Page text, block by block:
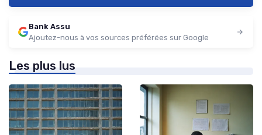
Bank Assu
Ajoutez-nous à vos sources préférées sur Google
Les plus lus